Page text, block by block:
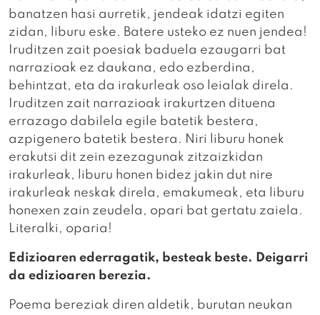
banatzen hasi aurretik, jendeak idatzi egiten
zidan, liburu eske. Batere usteko ez nuen jendea!
Iruditzen zait poesiak baduela ezaugarri bat
narrazioak ez daukana, edo ezberdina,
behintzat, eta da irakurleak oso leialak direla.
Iruditzen zait narrazioak irakurtzen dituena
errazago dabilela egile batetik bestera,
azpigenero batetik bestera. Niri liburu honek
erakutsi dit zein ezezagunak zitzaizkidan
irakurleak, liburu honen bidez jakin dut nire
irakurleak neskak direla, emakumeak, eta liburu
honexen zain zeudela, opari bat gertatu zaiela.
Literalki, oparia!
Edizioaren ederragatik, besteak beste. Deigarri
da edizioaren berezia.
Poema bereziak diren aldetik, burutan neukan